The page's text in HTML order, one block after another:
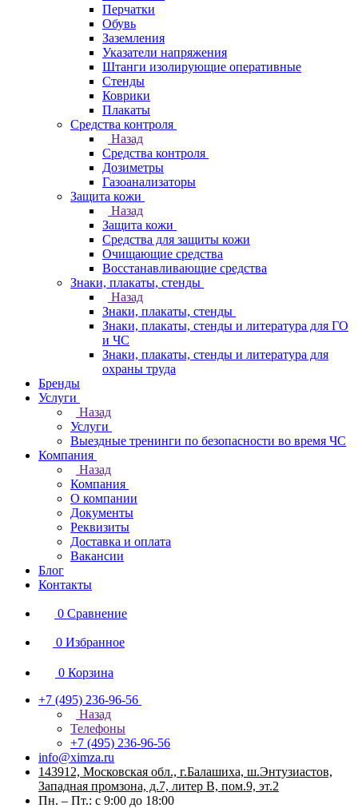
Перчатки
Обувь
Заземления
Указатели напряжения
Штанги изолирующие оперативные
Стенды
Коврики
Плакаты
Средства контроля
Назад
Средства контроля
Дозиметры
Газоанализаторы
Защита кожи
Назад
Защита кожи
Средства для защиты кожи
Очищающие средства
Восстанавливающие средства
Знаки, плакаты, стенды
Назад
Знаки, плакаты, стенды
Знаки, плакаты, стенды и литература для ГО
и ЧС
Знаки, плакаты, стенды и литература для
охраны труда
Бренды
Услуги
Назад
Услуги
Выездные тренинги по безопасности во время ЧС
Компания
Назад
Компания
О компании
Документы
Реквизиты
Доставка и оплата
Вакансии
Блог
Контакты
0 Сравнение
0 Избранное
0 Корзина
+7 (495) 236-96-56
Назад
Телефоны
+7 (495) 236-96-56
info@ximza.ru
143912, Московская обл., г.Балашиха, ш.Энтузиастов,
Западная промзона, д.7, литер В, пом.9, эт.2
Пн. – Пт.: с 9:00 до 18:00